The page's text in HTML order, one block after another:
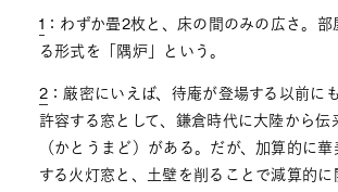
1 ：わずか畳2枚と、床の間のみの広さ。
る形式を「隅炉」という。
2 ：厳密にいえば、待庵が登場する以前に
許容する窓として、鎌倉時代に大陸から伝
（かとうまど）がある。だが、加算的に
する火灯窓と、土壁を削ることで減算的